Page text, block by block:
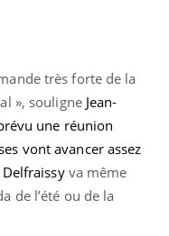
très forte de la
», souligne Jean-
une réunion
vont avancer assez
Delfraissyva même
de l’été ou de la